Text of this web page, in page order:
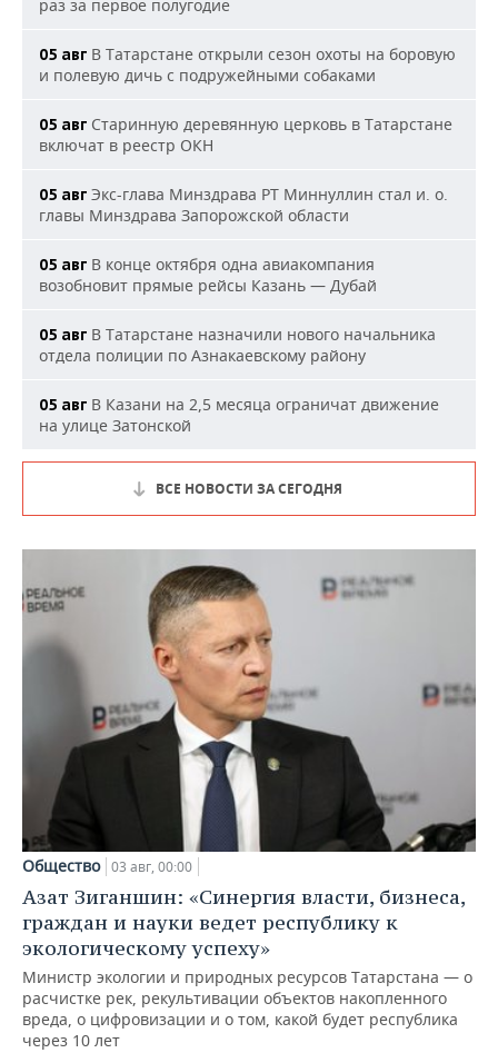
раз за первое полугодие
05 авг В Татарстане открыли сезон охоты на боровую
и полевую дичь с подружейными собаками
05 авг Старинную деревянную церковь в Татарстане
включат в реестр ОКН
05 авг Экс-глава Минздрава РТ Миннуллин стал и. о.
главы Минздрава Запорожской области
05 авг В конце октября одна авиакомпания
возобновит прямые рейсы Казань — Дубай
05 авг В Татарстане назначили нового начальника
отдела полиции по Азнакаевскому району
05 авг В Казани на 2,5 месяца ограничат движение
на улице Затонской
ВСЕ НОВОСТИ ЗА СЕГОДНЯ
Общество 03 авг, 00:00
Азат Зиганшин: «Синергия власти, бизнеса,
граждан и науки ведет республику к
экологическому успеху»
Министр экологии и природных ресурсов Татарстана — о
расчистке рек, рекультивации объектов накопленного
вреда, о цифровизации и о том, какой будет республика
через 10 лет